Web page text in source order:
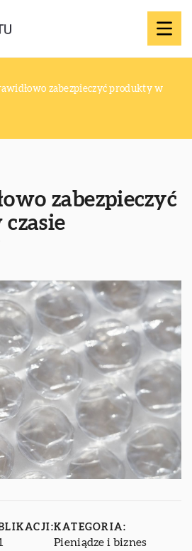
zabezpieczyć produkty w
zabezpieczyć
KATEGORIA:
Pieniądze i biznes